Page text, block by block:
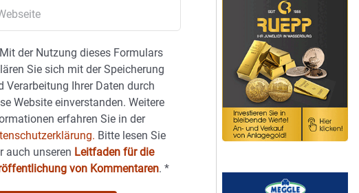
Mit der Nutzung dieses Formulars
Sie sich mit der Speicherung
Verarbeitung Ihrer Daten durch
Website einverstanden. Weitere
erfahren Sie in der
Bitte lesen Sie
auch unseren Leitfaden für die
von Kommentaren.*